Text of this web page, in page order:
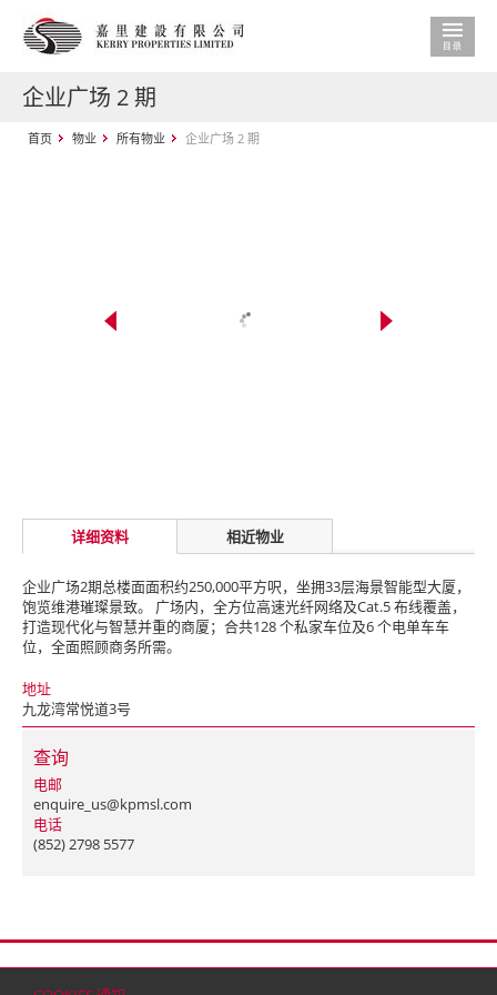
企业广场 2 期
首页 物业 所有物业 企业广场 2 期
详细资料 相近物业
企业广场2期总楼面面积约250,000平方呎，坐拥33层海景智能型大厦，
饱览维港璀璨景致。 广场内，全方位高速光纤网络及Cat.5 布线覆盖，
打造现代化与智慧并重的商厦；合共128 个私家车位及6 个电单车车
位，全面照顾商务所需。
地址
九龙湾常悦道3号
查询
电邮
enquire_us@kpmsl.com
电话
(852) 2798 5577